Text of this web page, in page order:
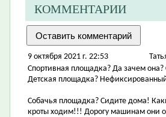
КОММЕНТАРИИ
9 октября 2021 г. 22:53
Спортивная площадка? Да зачем
Детская площадка?
Собачья площадка? Сидите дома!
кроты ходим!!! Дорогу машинам они